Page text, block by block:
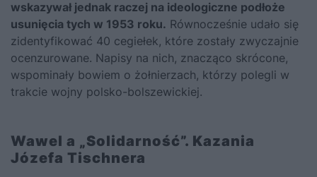
wskazywał jednak raczej na ideologiczne podłoże
usunięcia tych w 1953 roku. Równocześnie udało się
zidentyfikować 40 cegiełek, które zostały zwyczajnie
ocenzurowane. Napisy na nich, znacząco skrócone,
wspominały bowiem o żołnierzach, którzy polegli w
trakcie wojny polsko-bolszewickiej.
Wawel a „Solidarność”. Kazania
Józefa Tischnera